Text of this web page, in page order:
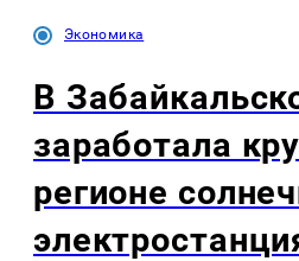
Экономика
В
заработала
регионе